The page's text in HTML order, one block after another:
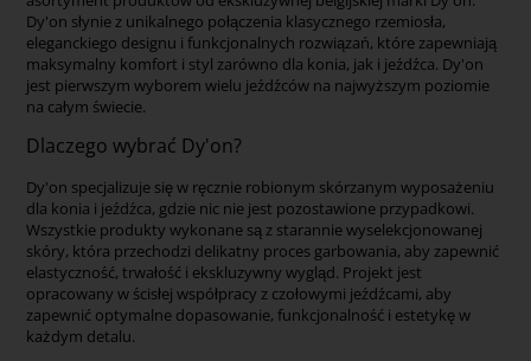
Dy'on słynie z unikalnego połączenia klasycznego rzemiosła,
eleganckiego designu i funkcjonalnych rozwiązań, które zapewniają
maksymalny komfort i styl zarówno dla konia, jak i jeźdźca. Dy'on
jest pierwszym wyborem wielu jeźdźców na najwyższym poziomie
na całym świecie.
Dlaczego wybrać Dy'on?
Dy'on specjalizuje się w ręcznie robionym skórzanym wyposażeniu
dla konia i jeźdźca, gdzie nic nie jest pozostawione przypadkowi.
Wszystkie produkty wykonane są z starannie wyselekcjonowanej
skóry, która przechodzi delikatny proces garbowania, aby zapewnić
elastyczność, trwałość i ekskluzywny wygląd. Projekt jest
opracowany w ścisłej współpracy z czołowymi jeźdźcami, aby
zapewnić optymalne dopasowanie, funkcjonalność i estetykę w
każdym detalu.